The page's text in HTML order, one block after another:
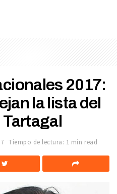
2017:
la lista del
Tartagal
Tiempo de lectura: 1 min read